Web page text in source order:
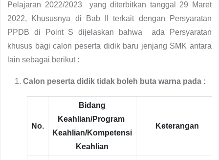
Pelajaran 2022/2023 yang diterbitkan tanggal 29 Maret
2022, Khususnya di Bab II terkait dengan Persyaratan
PPDB di Point S dijelaskan bahwa ada Persyaratan
khusus bagi calon peserta didik baru jenjang SMK antara
lain sebagai berikut :
Calon peserta didik tidak boleh buta warna pada :
No.
Bidang
Keahlian/Program
Keahlian/Kompetensi
Keahlian
Keterangan